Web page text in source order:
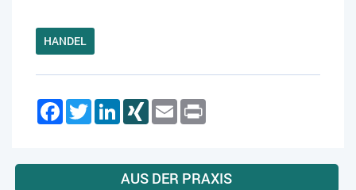
HANDEL
FacebookTwitterLinkedInXING Email
AUS DER PRAXIS